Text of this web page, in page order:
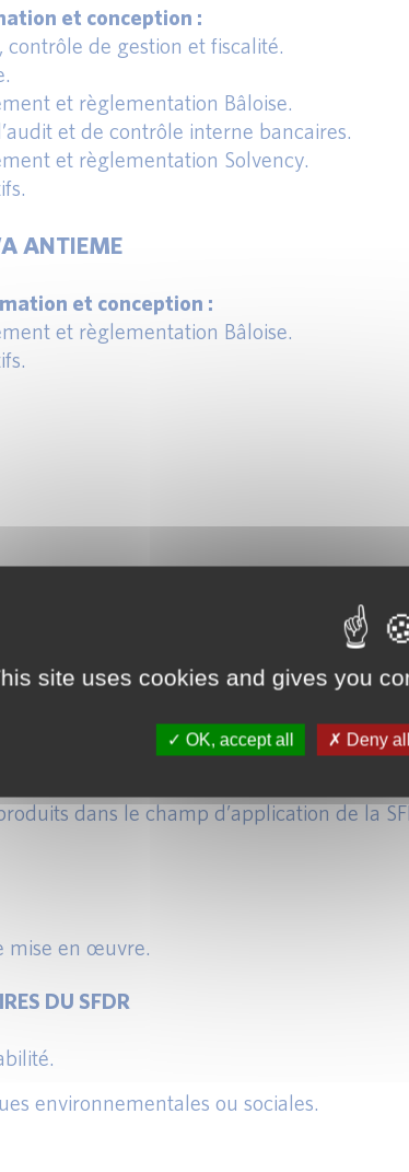
et conception :
contrôle de gestion et fiscalité.
et règlementation Bâloise.
et de contrôle interne bancaires.
et règlementation Solvency.
ANTIEME
et conception :
et règlementation Bâloise.
ESG.
et objectifs.
SFDR ET OBLIGATION D’INFORMATIONS
dans le champ d’application de la
mise en œuvre.
DU SFDR
environnementales ou sociales.
site uses cookies and gives you
OK, accept all Deny